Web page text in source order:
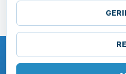
Perguntas Frequentes
COPYRIGHT © 2011 - 2026